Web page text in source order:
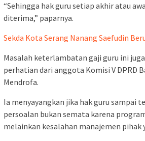
“Sehingga hak guru setiap akhir atau
diterima,” paparnya.
Sekda Kota Serang Nanang Saefudin
Masalah keterlambatan gaji guru ini
perhatian dari anggota Komisi V DPRD
Mendrofa.
Ia menyayangkan jika hak guru sampai
persoalan bukan semata karena
melainkan kesalahan manajemen pihak